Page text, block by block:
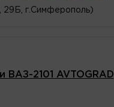
29Б, г.Симферополь)
2101 AVTOGRAD